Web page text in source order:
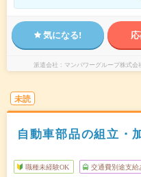
気になる!
派遣会社 マンパワーグループ株式
未読
自動車部品の組立・
職種未経験OK 交通費別途支給